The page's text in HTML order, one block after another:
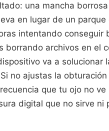
una mancha
en lugar de un
intentando conseguir
borrando archivos en el
va a
no ajustas la
que tu ojo no
digital que no sirve